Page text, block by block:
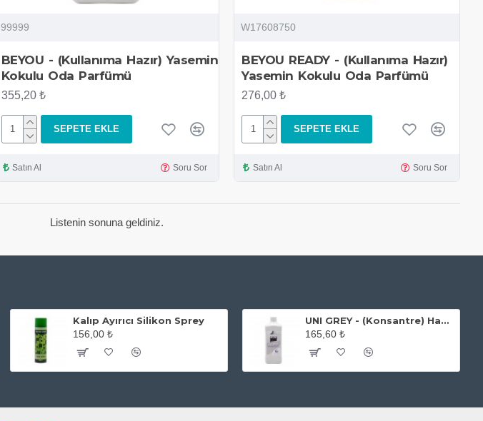
99999
BEYOU - (Kullanıma Hazır) Yasemin
Kokulu Oda Parfümü
355,20 ₺
SEPETE EKLE
Satın Al Soru Sor
W17608750
BEYOU READY - (Kullanıma Hazır)
Yasemin Kokulu Oda Parfümü
276,00 ₺
SEPETE EKLE
Satın Al Soru Sor
Listenin sonuna geldiniz.
Kalıp Ayırıcı Silikon Sprey
156,00 ₺
UNI GREY - (Konsantre) Hassas Metal Yüzey Kir ve Yağ Temizleyici 1 Litre
165,60 ₺